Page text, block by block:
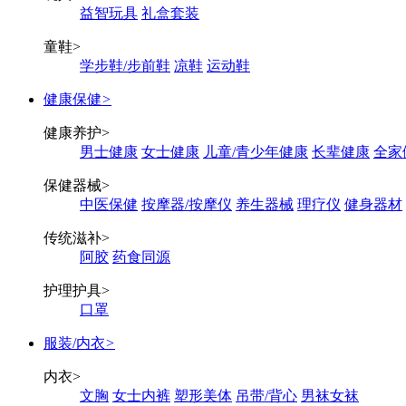
益智玩具 礼盒套装
童鞋>
学步鞋/步前鞋 凉鞋 运动鞋
健康保健>
健康养护>
男士健康 女士健康 儿童/青少年健康 长辈健康 全家
保健器械>
中医保健 按摩器/按摩仪 养生器械 理疗仪 健身器材
传统滋补>
阿胶 药食同源
护理护具>
口罩
服装/内衣>
内衣>
文胸 女士内裤 塑形美体 吊带/背心 男袜女袜